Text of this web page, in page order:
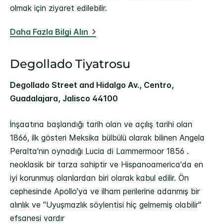
olmak için ziyaret edilebilir.
Daha Fazla Bilgi Alın
Degollado Tiyatrosu
Degollado Street and Hidalgo Av., Centro,
Guadalajara, Jalisco 44100
İnşaatına başlandığı tarih olan ve açılış tarihi olan
1866, ilk gösteri Meksika bülbülü olarak bilinen Angela
Peralta'nın oynadığı Lucia di Lammermoor 1856 .
neoklasik bir tarza sahiptir ve Hispanoamerica'da en
iyi korunmuş olanlardan biri olarak kabul edilir. Ön
cephesinde Apollo’ya ve ilham perilerine adanmış bir
alınlık ve "Uyuşmazlık söylentisi hiç gelmemiş olabilir"
efsanesi vardır